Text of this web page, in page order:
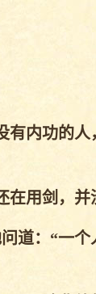
内功的人
用剑，并
道：“一